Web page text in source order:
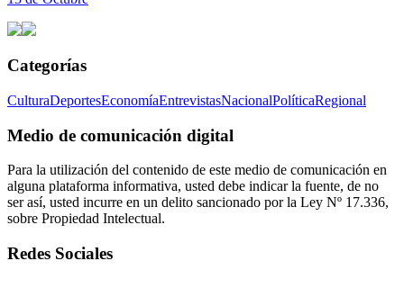
Categorías
CulturaDeportesEconomíaEntrevistasNacionalPolíticaRegional
Medio de comunicación digital
Para la utilización del contenido de este medio de comunicación en
alguna plataforma informativa, usted debe indicar la fuente, de no
ser así, usted incurre en un delito sancionado por la Ley Nº 17.336,
sobre Propiedad Intelectual.
Redes Sociales